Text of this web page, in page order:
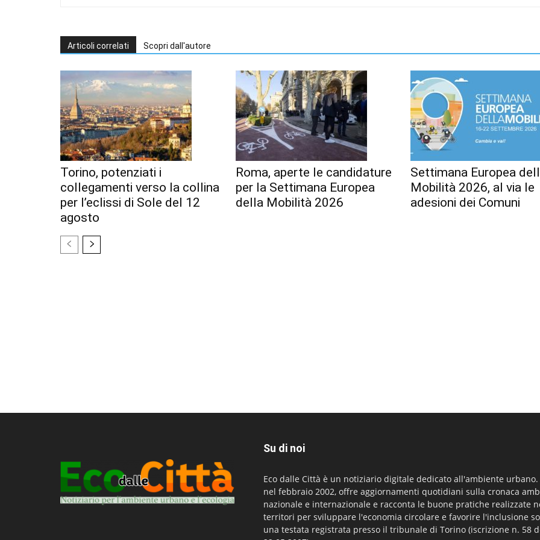
Articoli correlati Scopri dall'autore
Torino, potenziati i
collegamenti verso la collina
per l’eclissi di Sole del 12
agosto
Roma, aperte le candidature
per la Settimana Europea
della Mobilità 2026
Settimana Europea
Mobilità 2026, al via le
adesioni dei Comuni
Su di noi
Eco dalle Città è un notiziario digitale dedicato all'ambiente
nel febbraio 2002, offre aggiornamenti quotidiani sulla cronaca
nazionale e internazionale e racconta le buone pratiche realizzate
territori per sviluppare l'economia circolare e favorire l'inclusione
una testata registrata presso il tribunale di Torino (iscrizione n. 58